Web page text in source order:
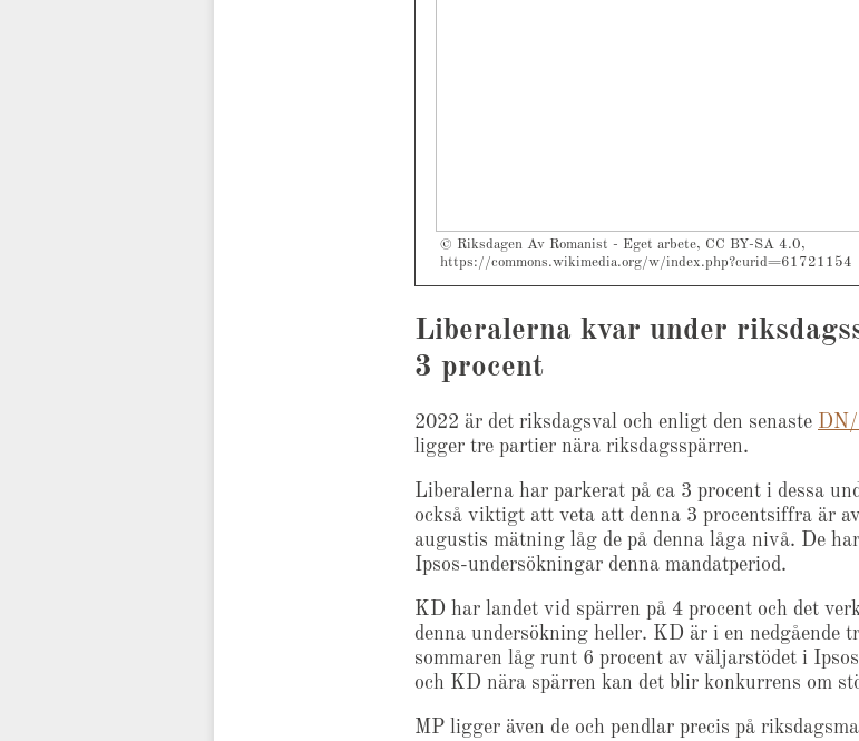
© Riksdagen Av Romanist - Eget arbete, CC BY-SA 4.0,
https://commons.wikimedia.org/w/index.php?curid=61721154
Liberalerna kvar under
3 procent
2022 är det riksdagsval och enligt den senaste DN/
ligger tre partier nära riksdagsspärren.
Liberalerna har parkerat på ca 3 procent i dessa
också viktigt att veta att denna 3 procentsiffra är
augustis mätning låg de på denna låga nivå. De
Ipsos-undersökningar denna mandatperiod.
KD har landet vid spärren på 4 procent och det
denna undersökning heller. KD är i en nedgående
sommaren låg runt 6 procent av väljarstödet i
och KD nära spärren kan det blir konkurrens om
MP ligger även de och pendlar precis på